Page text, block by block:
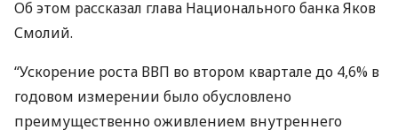
Об этом рассказал глава Национального банка Яков
Смолий.
“Ускорение роста ВВП во втором квартале до 4,6% в
годовом измерении было обусловлено
преимущественно оживлением внутреннего